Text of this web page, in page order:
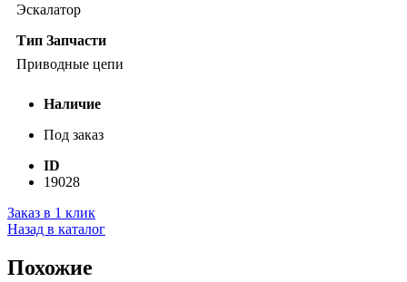
Эскалатор
Тип Запчасти
Приводные цепи
Наличие
Под заказ
ID
19028
Заказ в 1 клик
Назад в каталог
Похожие